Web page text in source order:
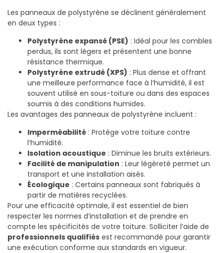
Les panneaux de polystyrène se déclinent généralement
en deux types :
Polystyrène expansé (PSE) : Idéal pour les combles
perdus, ils sont légers et présentent une bonne
résistance thermique.
Polystyrène extrudé (XPS) : Plus dense et offrant
une meilleure performance face à l’humidité, il est
souvent utilisé en sous-toiture ou dans des espaces
soumis à des conditions humides.
Les avantages des panneaux de polystyrène incluent :
Imperméabilité : Protège votre toiture contre
l’humidité.
Isolation acoustique : Diminue les bruits extérieurs.
Facilité de manipulation : Leur légèreté permet un
transport et une installation aisés.
Écologique : Certains panneaux sont fabriqués à
partir de matières recyclées.
Pour une efficacité optimale, il est essentiel de bien
respecter les normes d’installation et de prendre en
compte les spécificités de votre toiture. Solliciter l’aide de
professionnels qualifiés est recommandé pour garantir
une exécution conforme aux standards en vigueur.